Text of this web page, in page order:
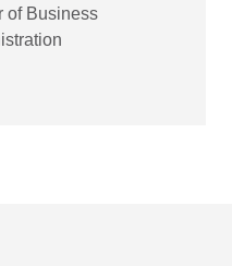
of Business